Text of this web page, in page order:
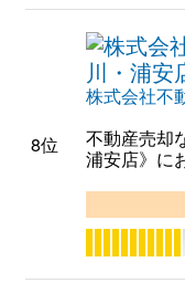
8位
株式会社不
不動産売却
浦安店》に